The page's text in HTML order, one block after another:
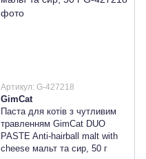
Артикул: G-427218
GimCat
Паста для котів з чутливим
травленням GimCat DUO
PASTE Anti-hairball malt with
cheese мальт та сир, 50 г